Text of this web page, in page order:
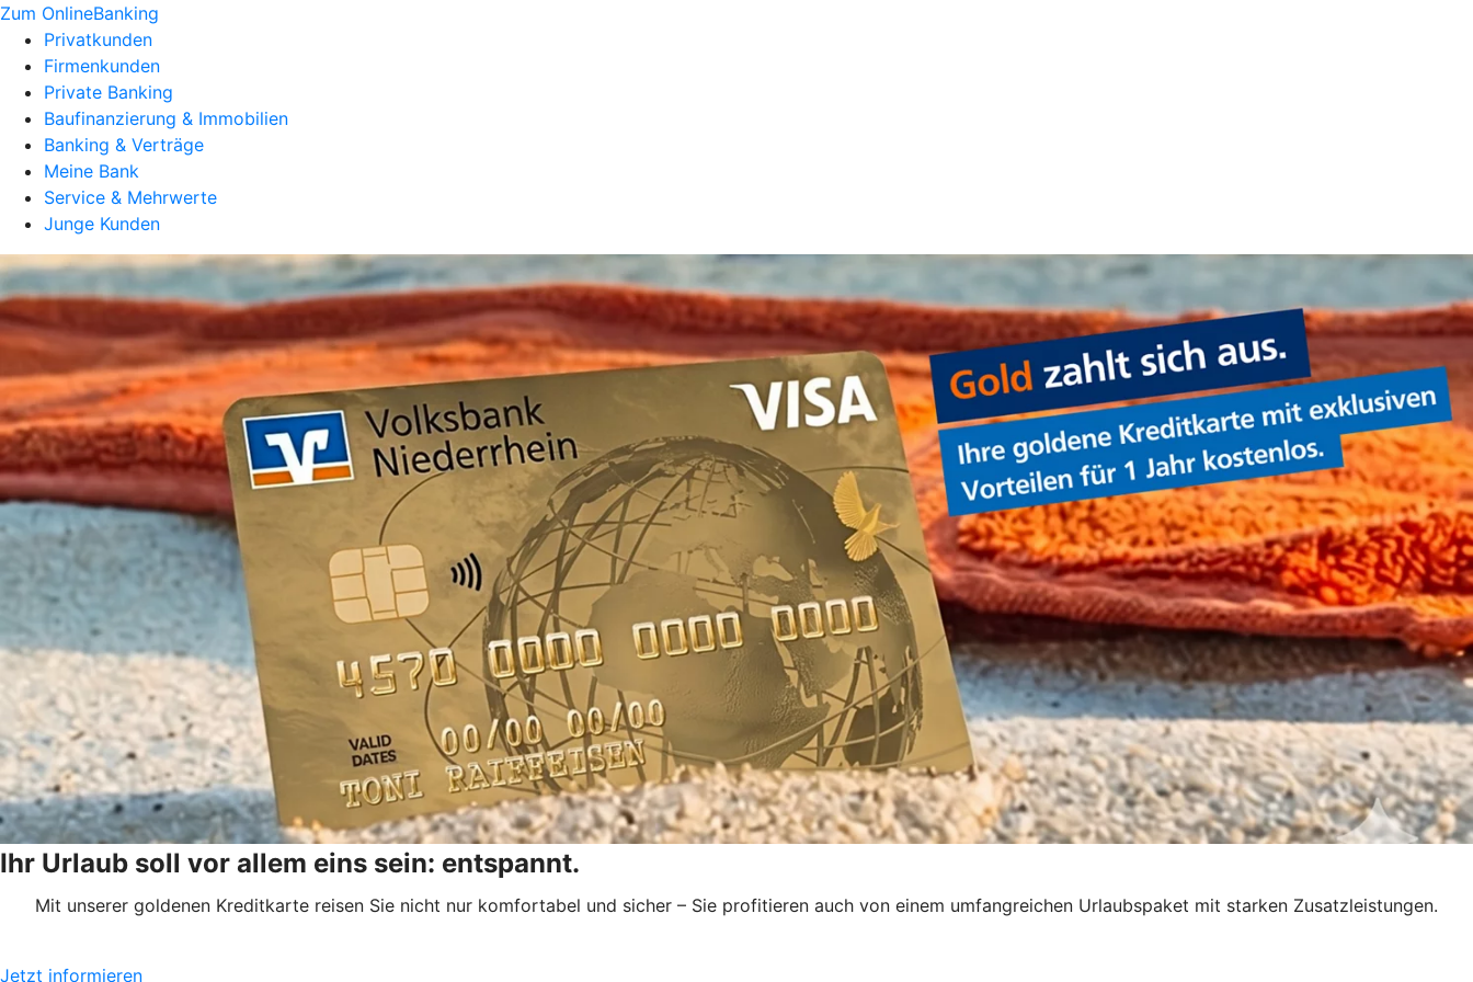
Zum OnlineBanking
Privatkunden
Firmenkunden
Private Banking
Baufinanzierung & Immobilien
Banking & Verträge
Meine Bank
Service & Mehrwerte
Junge Kunden
Ihr Urlaub soll vor allem eins sein: entspannt.
Mit unserer goldenen Kreditkarte reisen Sie nicht nur komfortabel und sicher – Sie profitieren auch von einem umfangreichen Urlaubspaket mit starken Zusatzleistungen.
Jetzt informieren